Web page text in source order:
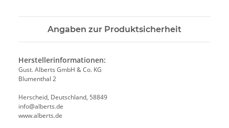
Angaben zur Produktsicherheit
Herstellerinformationen:
Gust. Alberts GmbH & Co. KG
Blumenthal 2
Herscheid, Deutschland, 58849
info@alberts.de
www.alberts.de